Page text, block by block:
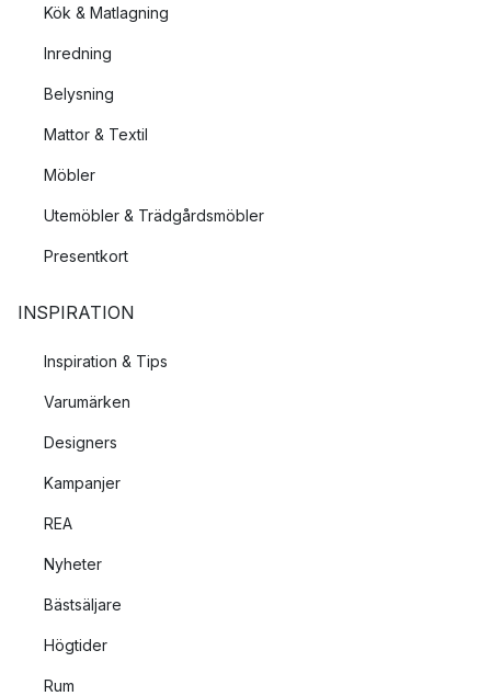
Kök & Matlagning
Inredning
Belysning
Mattor & Textil
Möbler
Utemöbler & Trädgårdsmöbler
Presentkort
INSPIRATION
Inspiration & Tips
Varumärken
Designers
Kampanjer
REA
Nyheter
Bästsäljare
Högtider
Rum